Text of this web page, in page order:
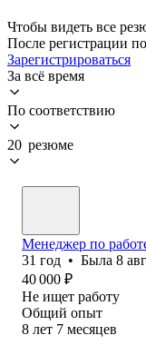
Чтобы видеть все
После регистрации
Зарегистрироваться
За всё время
По соответствию
20 резюме
Менеджер по
31 год • Была 8
40 000 ₽
Не ищет работу
Общий опыт
8 лет 7 месяцев